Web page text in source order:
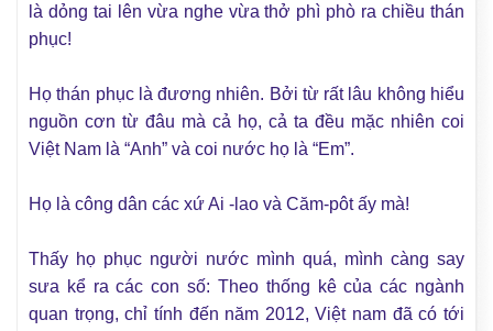
là dỏng tai lên vừa nghe vừa thở phì phò ra chiều thán
phục!
Họ thán phục là đương nhiên. Bởi từ rất lâu không hiểu
nguồn cơn từ đâu mà cả họ, cả ta đều mặc nhiên coi
Việt Nam là “Anh” và coi nước họ là “Em”.
Họ là công dân các xứ Ai -lao và Căm-pôt ấy mà!
Thấy họ phục người nước mình quá, mình càng say
sưa kể ra các con số: Theo thống kê của các ngành
quan trọng, chỉ tính đến năm 2012, Việt nam đã có tới